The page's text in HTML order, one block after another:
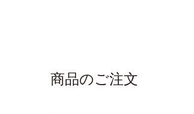
商品のご注文